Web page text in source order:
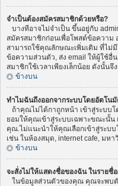
จำเป็นต้องสมัครสมาชิกด้วยหรือ?
บางทีอาจไม่จำเป็น ขึ้นอยู่กับ
สมัครสมาชิกก่อนเพื่อโพสต์ข้อความ
สามารถใช้คุณลักษณะเพิ่มเติม ที่ไม่มี
ข้อความส่วนตัว, ส่ง email ให้ผู้ใช้อื่
สมาชิกใช้เวลาเพียงเล็กน้อย ดังนั้น
ข้างบน
ทำไมฉันถึงออกจากระบบโดยอัตโน
ถ้าคุณไม่ได้กาถูกหน้า เข้าสู่ระบบ
ยอมให้คุณเข้าสู่ระบบเฉพาะขณะนั้น
คุณ.ไม่แนะนำให้คุณเลือกเข้าสู่ระบ
เช่น ในห้องสมุด, internet cafe, มหา
ข้างบน
จะสั่งไม่ให้แสดงชื่อของฉัน ในรายชื่
ในข้อมูลส่วนตัวของคุณ คุณจะพบตั